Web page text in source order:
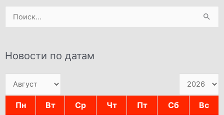
Поиск:
Новости по датам
Пн Вт Ср Чт Пт Сб Вс